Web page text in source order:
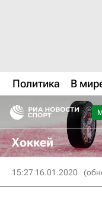
Политика В
Хоккей
15:27 16.01.2020